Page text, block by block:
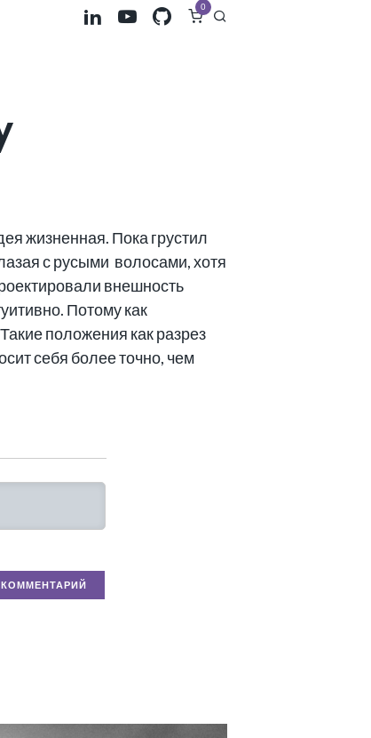
0
жизненная. Пока грустил
с русыми волосами, хотя
внешность
Потому как
положения как разрез
себя более точно, чем